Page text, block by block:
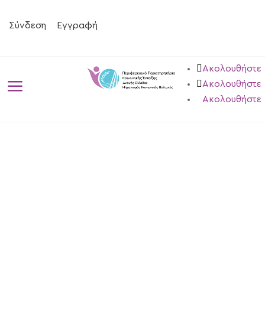
Σύνδεση Εγγραφή
a
Ακολουθήστε
Ακολουθήστε
Ακολουθήστε